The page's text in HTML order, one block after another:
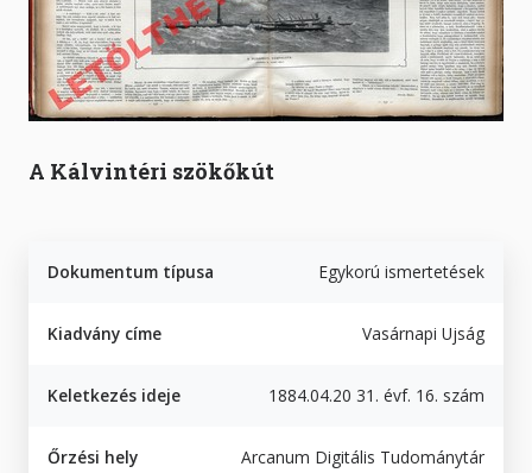
A Kálvintéri szökőkút
Dokumentum típusa Egykorú ismertetések
Kiadvány címe Vasárnapi Ujság
Keletkezés ideje 1884.04.20 31. évf. 16. szám
Őrzési hely Arcanum Digitális Tudománytár